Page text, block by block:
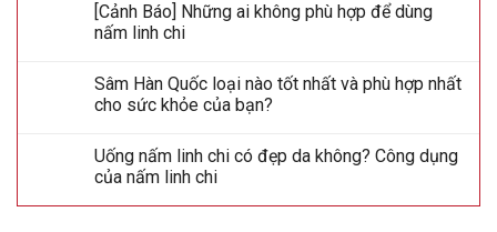
[Cảnh Báo] Những ai không phù hợp để dùng
nấm linh chi
Sâm Hàn Quốc loại nào tốt nhất và phù hợp nhất
cho sức khỏe của bạn?
Uống nấm linh chi có đẹp da không? Công dụng
của nấm linh chi